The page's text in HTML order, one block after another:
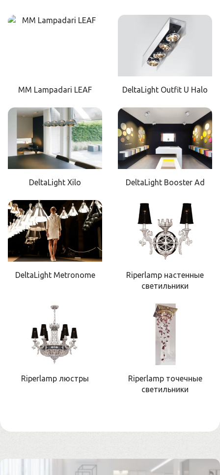
MM Lampadari LEAF DeltaLight Outfit U Halo
DeltaLight Xilo DeltaLight Booster Ad
DeltaLight Metronome
Riperlamp настенные
светильники
Riperlamp люстры
Riperlamp точечные
светильники